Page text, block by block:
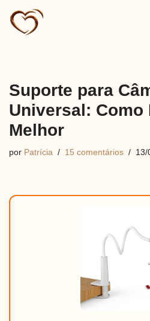
Pular
Suporte para
Universal: Como
Melhor
por Patrícia 15 comentários 13/